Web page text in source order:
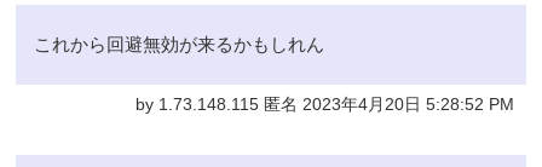
これから回避無効が来るかもしれん
by 1.73.148.115 匿名 2023年4月20日 5:28:52 PM